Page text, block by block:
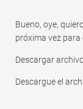
Bueno, oye,
próxima vez
Descargar
Descargue el